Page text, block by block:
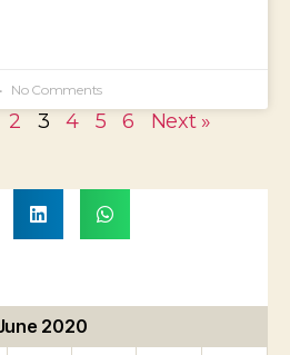
No Comments
2 3 4 5 6 Next »
2020